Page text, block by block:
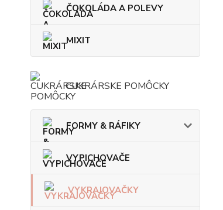
ČOKOLÁDA A POLEVY
MIXIT
CUKRÁRSKE POMÔCKY
FORMY & RÁFIKY
VYPICHOVAČE
VYKRAJOVAČKY